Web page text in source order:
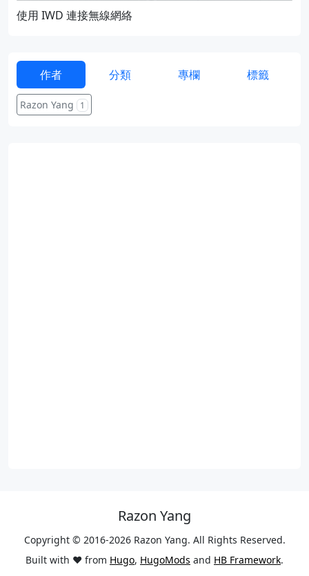
使用 IWD 連接無線網絡
作者 分類 專欄 標籤
Razon Yang 1
Razon Yang
Copyright © 2016-2026 Razon Yang. All Rights Reserved.
Built with ❤️ from Hugo, HugoMods and HB Framework.